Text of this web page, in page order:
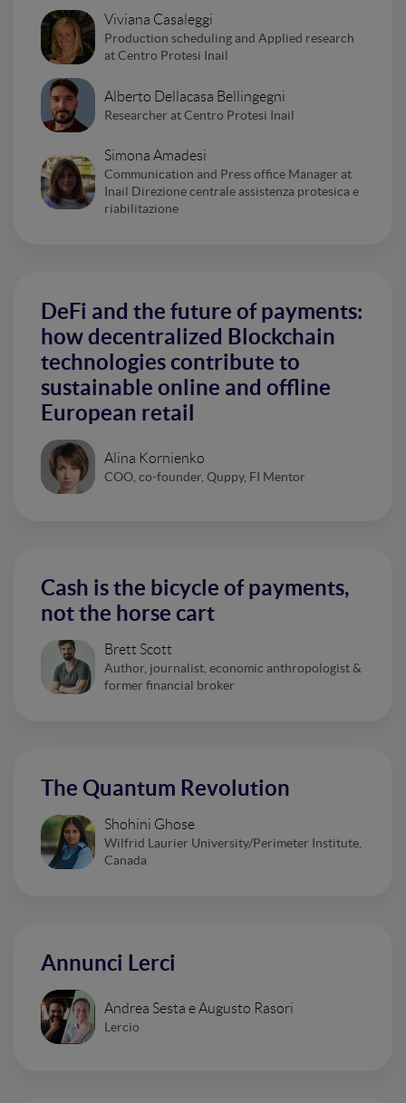
Viviana Casaleggi
Production scheduling and Applied research
at Centro Protesi Inail
Alberto Dellacasa Bellingegni
Researcher at Centro Protesi Inail
Simona Amadesi
Communication and Press office Manager at
Inail Direzione centrale assistenza protesica e
riabilitazione
DeFi and the future of payments:
how decentralized Blockchain
technologies contribute to
sustainable online and offline
European retail
Alina Kornienko
COO, co-founder, Quppy, FI Mentor
Cash is the bicycle of payments,
not the horse cart
Brett Scott
Author, journalist, economic anthropologist &
former financial broker
The Quantum Revolution
Shohini Ghose
Wilfrid Laurier University/Perimeter Institute,
Canada
Annunci Lerci
Andrea Sesta e Augusto Rasori
Lercio